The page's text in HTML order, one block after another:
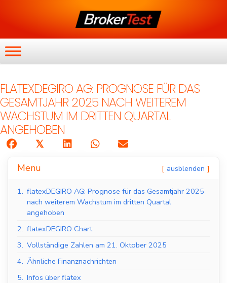
FLATEXDEGIRO AG: PROGNOSE FÜR DAS
GESAMTJAHR 2025 NACH WEITEREM
WACHSTUM IM DRITTEN QUARTAL
ANGEHOBEN
𝕏
Menu ausblenden
1. flatexDEGIRO AG: Prognose für das Gesamtjahr 2025
nach weiterem Wachstum im dritten Quartal
angehoben
2. flatexDEGIRO Chart
3. Vollständige Zahlen am 21. Oktober 2025
4. Ähnliche Finanznachrichten
5. Infos über flatex